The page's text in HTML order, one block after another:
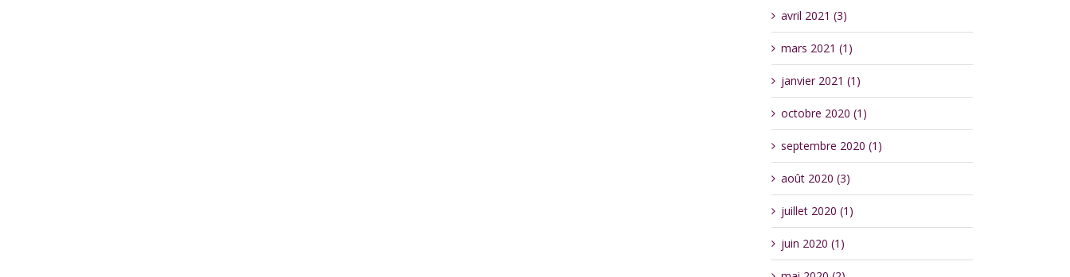
avril 2021 (3)
mars 2021 (1)
janvier 2021 (1)
octobre 2020 (1)
septembre 2020 (1)
août 2020 (3)
juillet 2020 (1)
juin 2020 (1)